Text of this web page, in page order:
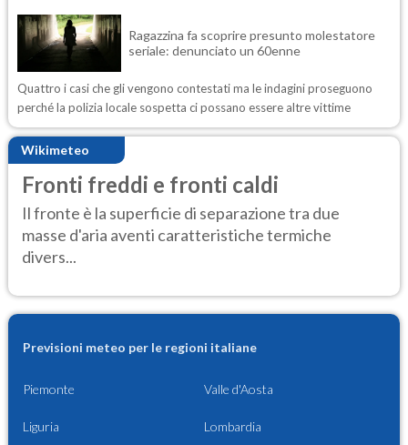
Ragazzina fa scoprire presunto molestatore
seriale: denunciato un 60enne
Quattro i casi che gli vengono contestati ma le indagini proseguono
perché la polizia locale sospetta ci possano essere altre vittime
Wikimeteo
Fronti freddi e fronti caldi
Il fronte è la superficie di separazione tra due
masse d'aria aventi caratteristiche termiche
divers...
Previsioni meteo per le regioni italiane
Piemonte Valle d'Aosta
Liguria Lombardia